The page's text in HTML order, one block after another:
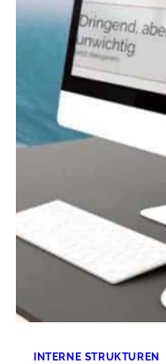
INTERNE STRUKTUREN